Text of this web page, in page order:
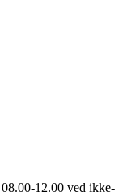
12.00 ved ikke-